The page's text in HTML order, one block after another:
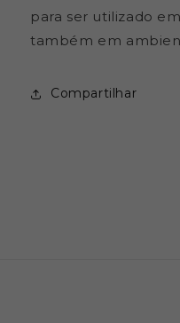
para ser utilizado
também em
Compartilhar